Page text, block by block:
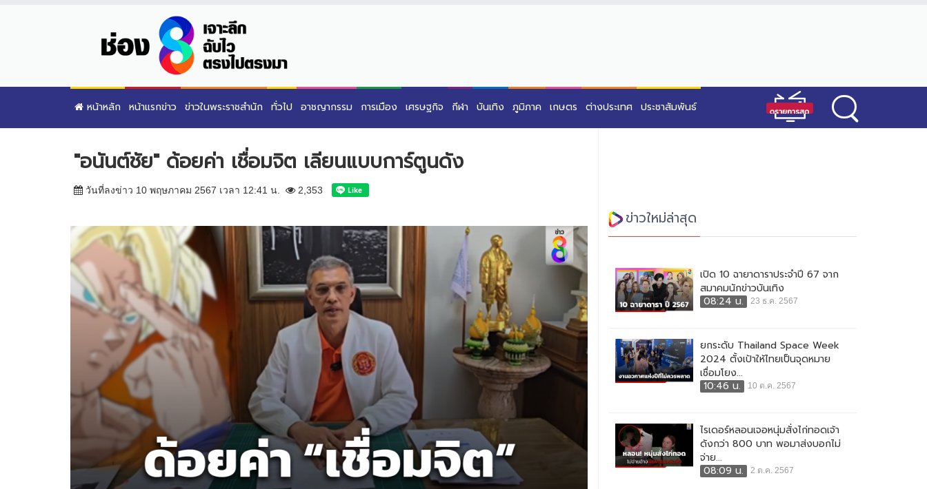
หน้าหลัก หน้าแรกข่าว ข่าวในพระราชสำนัก ทั่วไป อาชญากรรม การเมือง เศรษฐกิจ กีฬา บันเทิง ภูมิภาค เกษตร ต่างประเทศ ประชาสัมพันธ์
"อนันต์ชัย" ด้อยค่า เชื่อมจิต เลียนแบบการ์ตูนดัง
วันที่ลงข่าว 10 พฤษภาคม 2567 เวลา 12:41 น. 2,353
ข่าวใหม่ล่าสุด
เปิด 10 ฉายาดาราประจำปี 67 จาก
สมาคมนักข่าวบันเทิง
08:24 น.
23 ธ.ค. 2567
ยกระดับ Thailand Space Week
2024 ตั้งเป้าให้ไทยเป็นจุดหมาย
เชื่อมโยง...
10:46 น.
10 ต.ค. 2567
ไรเดอร์หลอนเจอหนุ่มสั่งไก่ทอดเจ้า
ดังกว่า 800 บาท พอมาส่งบอกไม่
จ่าย...
08:09 น.
2 ต.ค. 2567